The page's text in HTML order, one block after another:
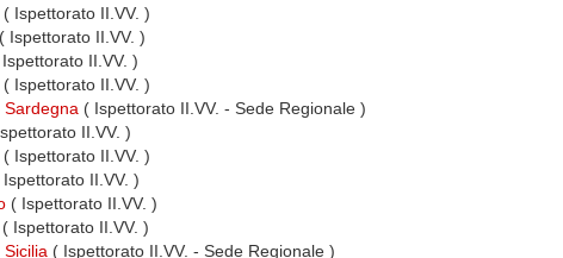
( Ispettorato II.VV. )
( Ispettorato II.VV. )
Ispettorato II.VV. )
( Ispettorato II.VV. )
( Ispettorato II.VV. - Sede Regionale )
II.VV. )
( Ispettorato II.VV. )
Ispettorato II.VV. )
( Ispettorato II.VV. )
( Ispettorato II.VV. )
( Ispettorato II.VV. - Sede Regionale )